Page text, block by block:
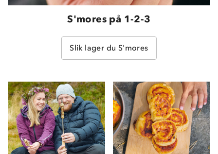
S'mores på 1-2-3
Slik lager du S'mores